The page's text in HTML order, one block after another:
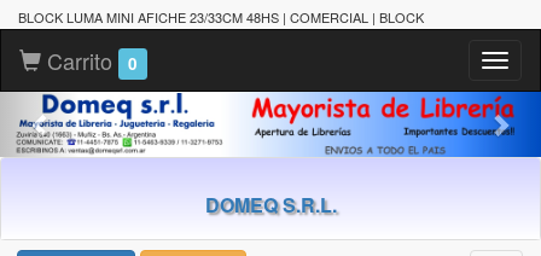
BLOCK LUMA MINI AFICHE 23/33CM 48HS | COMERCIAL | BLOCK
Carrito 0
DOMEQ S.R.L.